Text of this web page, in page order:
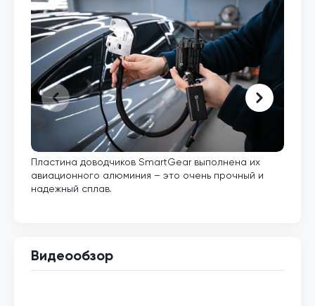
Пластина доводчиков SmartGear выполнена их
авиационного алюминия – это очень прочный и
надежный сплав.
Видеообзор